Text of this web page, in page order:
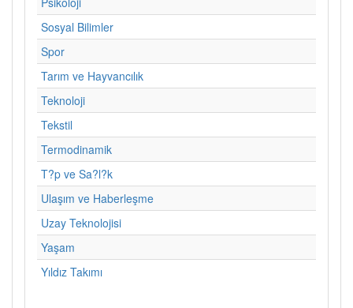
Sosyal Bilimler
Spor
Tarım ve Hayvancılık
Teknoloji
Tekstil
Termodinamik
T?p ve Sa?l?k
Ulaşım ve Haberleşme
Uzay Teknolojisi
Yaşam
Yıldız Takımı